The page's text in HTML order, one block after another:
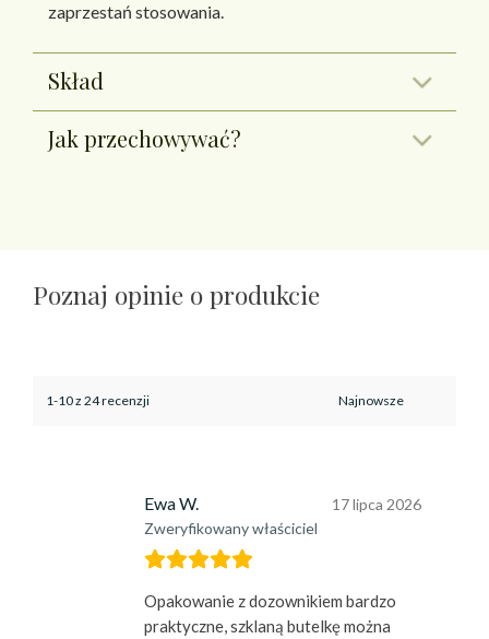
zaprzestań stosowania.
Skład
Jak przechowywać?
Poznaj opinie o produkcie
1-10 z 24 recenzji
Ewa W.
Zweryfikowany właściciel
17 lipca 2026
Opakowanie z dozownikiem bardzo
praktyczne, szklaną butelkę można